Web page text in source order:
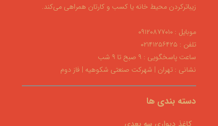
زیباترکردن محیط خانه یا کسب و کارتان همراهی می‌کند.
موبایل : ۰۹۱۲۰۸۷۷۰۱۰
تلفن : ۰۲۱۴۱۲۵۶۴۲۵
ساعت پاسخگویی : ۹ صبح تا ۹ شب
نشانی : تهران | شهرکت صنعتی شکوهیه | فاز دوم
دسته بندی ها